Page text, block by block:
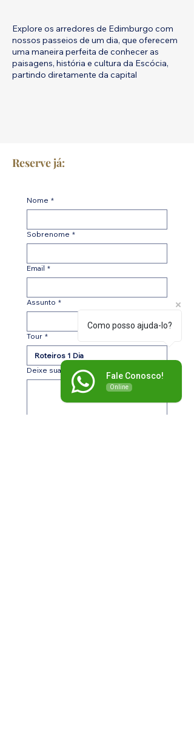
Explore os arredores de Edimburgo com
nossos passeios de um dia, que oferecem
uma maneira perfeita de conhecer as
paisagens, história e cultura da Escócia,
partindo diretamente da capital
Reserve já:
Nome *
Sobrenome *
Email *
Assunto *
Tour *
Deixe sua mensagem...
Como posso ajuda-lo?
Fale Conosco!
Online